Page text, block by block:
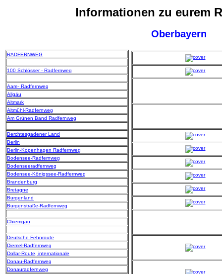
Informationen zu eurem
Oberbayern
RADFERNWEG
100 Schlösser - Radfernweg
Aare- Radfernweg
Allgäu
Altmark
Altmühl-Radfernweg
Am Grünen Band Radfernweg
Berchtesgadener Land
Berlin
Berlin-Kopenhagen Radfernweg
Bodensee-Radfernweg
Bodenseeradfernweg
Bodensee-Königssee-Radfernweg
Brandenburg
Bretagne
Burgenland
Burgenstraße-Radfernweg
Chiemgau
Deutsche Fehnroute
Diemel-Radfernweg
Dollar-Route, internationale
Donau-Radfernweg
Donauradfernweg